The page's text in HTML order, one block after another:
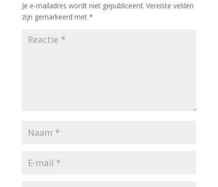
Je e-mailadres wordt niet gepubliceerd. Vereiste velden
zijn gemarkeerd met *